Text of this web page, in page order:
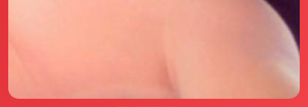
YouTube